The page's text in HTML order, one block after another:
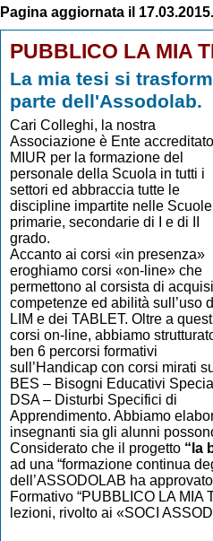
Pagina aggiornata il 17.03.2015.
PUBBLICO LA MIA
La mia tesi si
parte dell'Assodolab.
Cari Colleghi, la nostra
Associazione è Ente
MIUR per la formazione del
personale della Scuola in tutti i
settori ed abbraccia tutte le
discipline impartite nelle Scuole
primarie, secondarie di I e di II
grado.
Accanto ai corsi «in presenza»
eroghiamo corsi «on-line» che
permettono al corsista di
competenze ed abilità sull’uso
LIM e dei TABLET. Oltre a
corsi on-line, abbiamo
ben 6 percorsi formativi
sull’Handicap con corsi mirati
BES – Bisogni Educativi
DSA – Disturbi Specifici di
Apprendimento. Abbiamo
insegnanti sia gli alunni
Considerato che il progetto “la
ad una “formazione continua
dell’ASSODOLAB ha
Formativo “PUBBLICO LA MIA
lezioni, rivolto ai «SOCI